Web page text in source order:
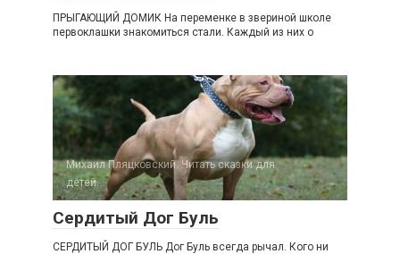
ПРЫГАЮЩИЙ ДОМИК На переменке в звериной школе
первоклашки знакомиться стали. Каждый из них о
Михаил Пляцковский. Читать сказки для
детей.
Сердитый Дог Буль
СЕРДИТЫЙ ДОГ БУЛЬ Дог Буль всегда рычал. Кого ни